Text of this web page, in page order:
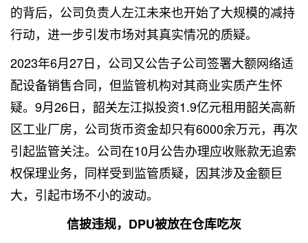
的背后，公司负责人左江未来也开始了大规模的减持
行动，进一步引发市场对其真实情况的质疑。
2023年6月27日，公司又公告子公司签署大额网络适
配设备销售合同，但监管机构对其商业实质产生怀
疑。9月26日，韶关左江拟投资1.9亿元租用韶关高新
区工业厂房，公司货币资金却只有6000余万元，再次
引起监管关注。公司在10月公告办理应收账款无追索
权保理业务，同样受到监管质疑，因其涉及金额巨
大，引起市场不小的波动。
信披违规，DPU被放在仓库吃灰